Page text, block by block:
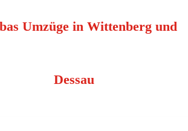
Umzüge in Wittenberg und
Dessau